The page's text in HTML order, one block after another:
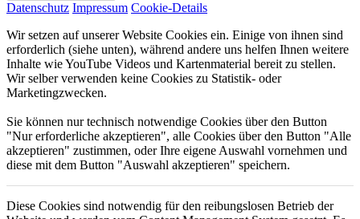
Datenschutz Impressum Cookie-Details
Wir setzen auf unserer Website Cookies ein. Einige von ihnen sind
erforderlich (siehe unten), während andere uns helfen Ihnen weitere
Inhalte wie YouTube Videos und Kartenmaterial bereit zu stellen.
Wir selber verwenden keine Cookies zu Statistik- oder
Marketingzwecken.
Sie können nur technisch notwendige Cookies über den Button
"Nur erforderliche akzeptieren", alle Cookies über den Button "Alle
akzeptieren" zustimmen, oder Ihre eigene Auswahl vornehmen und
diese mit dem Button "Auswahl akzeptieren" speichern.
Diese Cookies sind notwendig für den reibungslosen Betrieb der